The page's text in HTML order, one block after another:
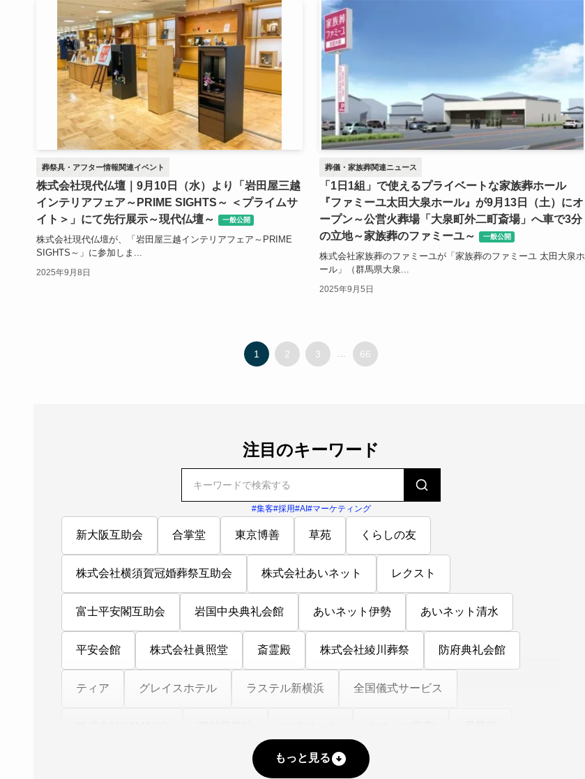
葬祭具・アフター情報関連イベント
株式会社現代仏壇｜9月10日（水）より「岩田屋三越
インテリアフェア～PRIME SIGHTS～ ＜プライムサ
イト＞」にて先行展示～現代仏壇～
一般公開
株式会社現代仏壇が、「岩田屋三越インテリアフェア～PRIME
SIGHTS～」に参加しま...
2025年9月8日
葬儀・家族葬関連ニュース
「1日1組」で使えるプライベートな家族葬ホール
『ファミーユ太田大泉ホール』が9月13日（土）にオ
ープン～公営火葬場「大泉町外二町斎場」へ車で3分
の立地～家族葬のファミーユ～
一般公開
株式会社家族葬のファミーユが「家族葬のファミーユ 太田大泉ホ
ール」（群馬県大泉...
2025年9月5日
1 2 3 66
注目のキーワード
#集客#採用#AI#マーケティング
新大阪互助会 合掌堂 東京博善 草苑 くらしの友
株式会社横須賀冠婚葬祭互助会 株式会社あいネット レクスト
富士平安閣互助会 岩国中央典礼会館 あいネット伊勢 あいネット清水
平安会館 株式会社眞照堂 斎霊殿 株式会社綾川葬祭 防府典礼会館
ティア グレイスホテル ラステル新横浜 全国儀式サービス
フォーエバーホール 平安祭典 ナカタケ株式会社
もっと見る